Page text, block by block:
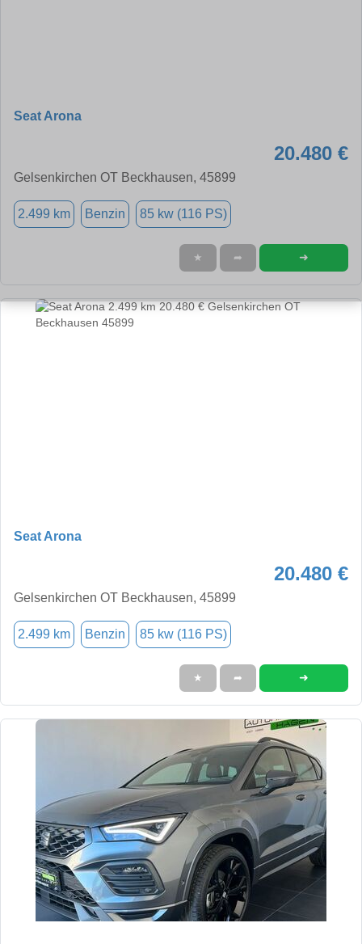
Seat Arona
20.480 €
Gelsenkirchen OT Beckhausen, 45899
2.499 km Benzin 85 kw (116 PS)
★ ➦ ➜
Seat Arona
20.480 €
Gelsenkirchen OT Beckhausen, 45899
2.499 km Benzin 85 kw (116 PS)
★ ➦ ➜